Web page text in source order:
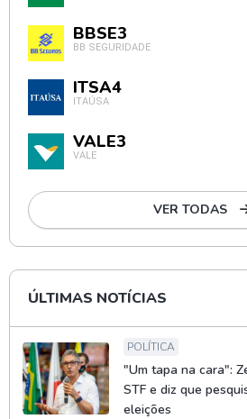
BBSE3
BB SEGURIDADE
ITSA4
ITAÚSA
VALE3
VALE
VER TODAS
ÚLTIMAS NOTÍCIAS
POLÍTICA
"Um tapa na cara":
STF e diz que
eleições